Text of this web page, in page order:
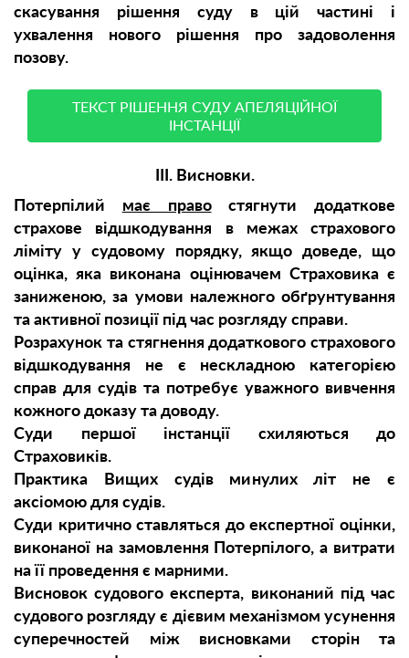
скасування рішення суду в цій частині і
ухвалення нового рішення про задоволення
позову.
ТЕКСТ РІШЕННЯ СУДУ АПЕЛЯЦІЙНОЇ
ІНСТАНЦІЇ
ІІІ. Висновки.
Потерпілий має правостягнути додаткове
страхове відшкодування в межах страхового
ліміту у судовому порядку, якщо доведе, що
оцінка, яка виконана оцінювачем Страховика є
заниженою, за умови належного обґрунтування
та активної позиції під час розгляду справи.
Розрахунок та стягнення додаткового страхового
відшкодування не є нескладною категорією
справ для судів та потребує уважного вивчення
кожного доказу та доводу.
Суди першої інстанції схиляються до
Страховиків.
Практика Вищих судів минулих літ не є
аксіомою для судів.
Суди критично ставляться до експертної оцінки,
виконаної на замовлення Потерпілого, а витрати
на її проведення є марними.
Висновок судового експерта, виконаний під час
судового розгляду є дієвим механізмом усунення
суперечностей між висновками сторін та